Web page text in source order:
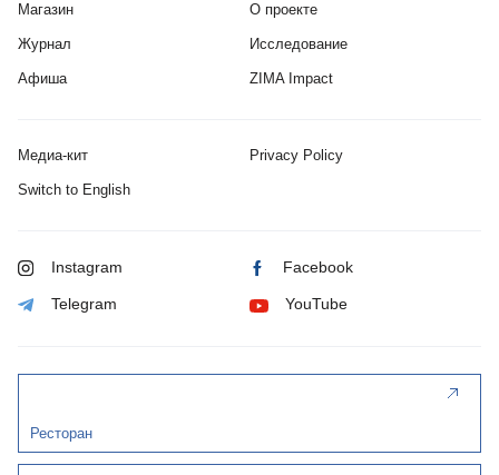
Магазин
Журнал
Афиша
О проекте
Исследование
ZIMA Impact
Медиа-кит Privacy Policy
Switch to English
Instagram Facebook
Telegram YouTube
Ресторан